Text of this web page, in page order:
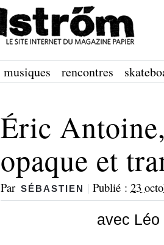
musiques rencontres
Éric
opaque et
Par SÉBASTIEN | Publié : 23
avec